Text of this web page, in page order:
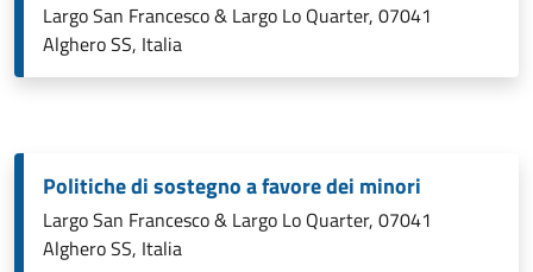
Largo San Francesco & Largo Lo Quarter, 07041
Alghero SS, Italia
Politiche di sostegno a favore dei minori
Largo San Francesco & Largo Lo Quarter, 07041
Alghero SS, Italia